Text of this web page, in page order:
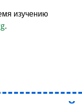
изучению
.